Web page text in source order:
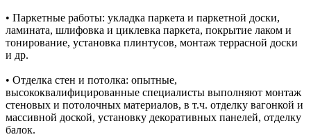
• Паркетные работы: укладка паркета и паркетной доски,
ламината, шлифовка и циклевка паркета, покрытие лаком и
тонирование, установка плинтусов, монтаж террасной доски
и др.
• Отделка стен и потолка: опытные,
высококвалифицированные специалисты выполняют монтаж
стеновых и потолочных материалов, в т.ч. отделку вагонкой и
массивной доской, установку декоративных панелей, отделку
балок.